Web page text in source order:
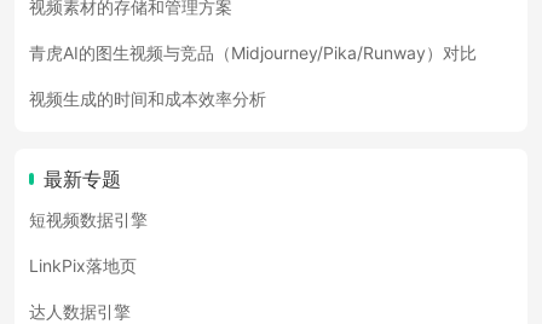
视频素材的存储和管理方案
青虎AI的图生视频与竞品（Midjourney/Pika/Runway）对比
视频生成的时间和成本效率分析
最新专题
短视频数据引擎
LinkPix落地页
达人数据引擎